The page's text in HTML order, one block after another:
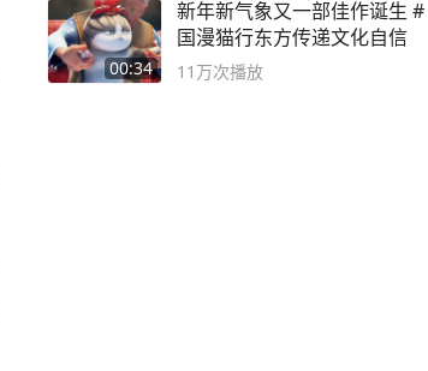
00:34
新年新气象又一部佳作诞生 #
国漫猫行东方传递文化自信
11万次播放